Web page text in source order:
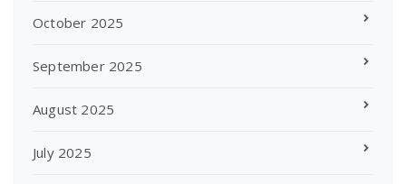
October 2025
September 2025
August 2025
July 2025